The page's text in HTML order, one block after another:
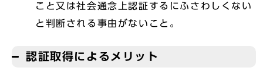
こと又は社会通念上認証するにふさわしくない
と判断される事由がないこと。
認証取得によるメリット